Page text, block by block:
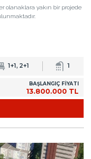
olanaklara yakın bir projede
1+1, 2+1 1
BAŞLANGIÇ FİYATI
13.800.000 TL